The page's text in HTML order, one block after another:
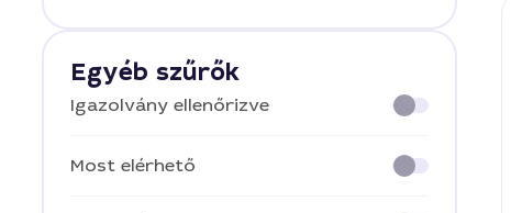
Egyéb szűrők
Igazolvány ellenőrizve
Most elérhető